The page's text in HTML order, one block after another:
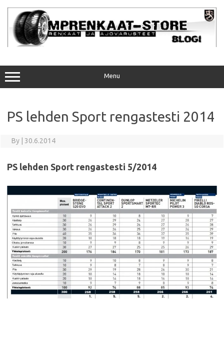
content
Menu
PS lehden Sport rengastesti 2014
By 30.6.2014
PS lehden Sport rengastesti 5/2014